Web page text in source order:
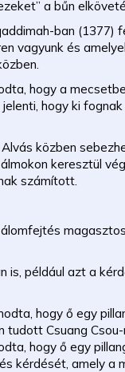
a bűn
ban (1377)
vagyunk és
hogy a
hogy ki fognak
közben
keresztül
számított.
is, például azt a
hogy ő egy
Csuang Csou-
hogy ő egy
kérdését, amely a